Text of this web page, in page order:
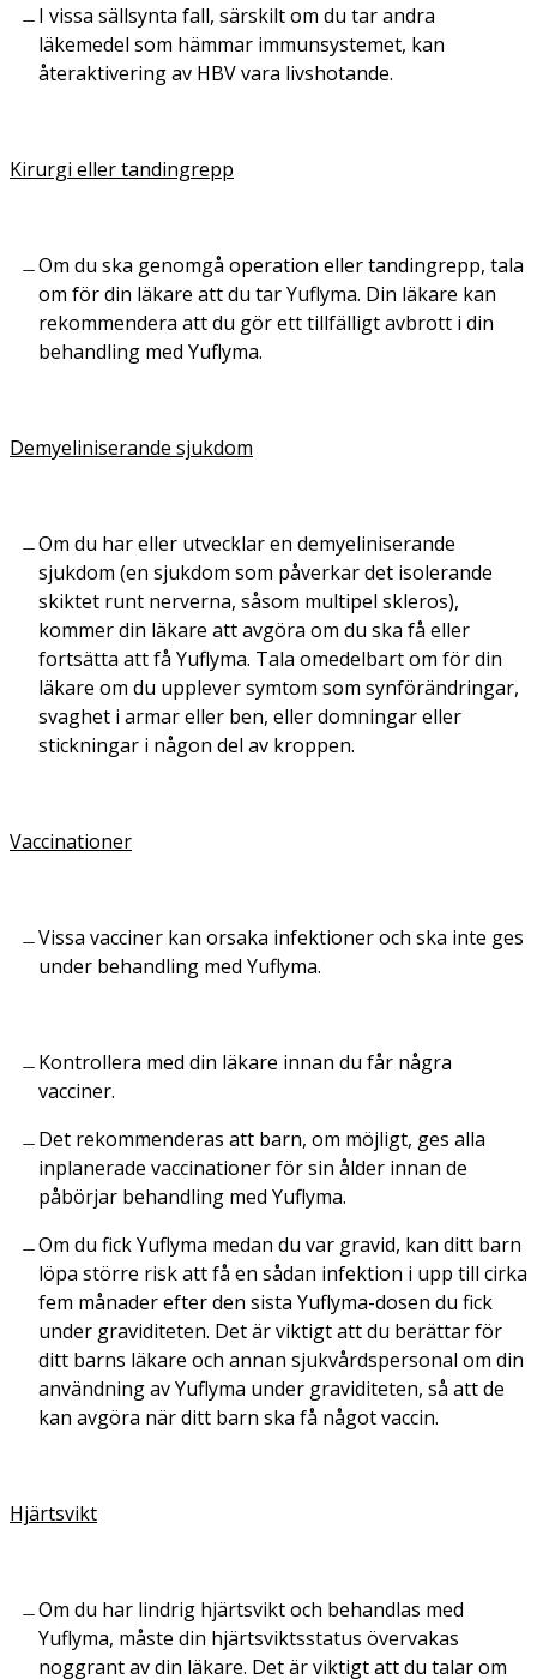
I vissa sällsynta fall, särskilt om du tar andra
läkemedel som hämmar immunsystemet, kan
återaktivering av HBV vara livshotande.
Kirurgi eller tandingrepp
Om du ska genomgå operation eller tandingrepp, tala
om för din läkare att du tar Yuflyma. Din läkare kan
rekommendera att du gör ett tillfälligt avbrott i din
behandling med Yuflyma.
Demyeliniserande sjukdom
Om du har eller utvecklar en demyeliniserande
sjukdom (en sjukdom som påverkar det isolerande
skiktet runt nerverna, såsom multipel skleros),
kommer din läkare att avgöra om du ska få eller
fortsätta att få Yuflyma. Tala omedelbart om för din
läkare om du upplever symtom som synförändringar,
svaghet i armar eller ben, eller domningar eller
stickningar i någon del av kroppen.
Vaccinationer
Vissa vacciner kan orsaka infektioner och ska inte ges
under behandling med Yuflyma.
Kontrollera med din läkare innan du får några
vacciner.
Det rekommenderas att barn, om möjligt, ges alla
inplanerade vaccinationer för sin ålder innan de
påbörjar behandling med Yuflyma.
Om du fick Yuflyma medan du var gravid, kan ditt barn
löpa större risk att få en sådan infektion i upp till cirka
fem månader efter den sista Yuflyma-dosen du fick
under graviditeten. Det är viktigt att du berättar för
ditt barns läkare och annan sjukvårdspersonal om din
användning av Yuflyma under graviditeten, så att de
kan avgöra när ditt barn ska få något vaccin.
Hjärtsvikt
Om du har lindrig hjärtsvikt och behandlas med
Yuflyma, måste din hjärtsviktsstatus övervakas
noggrant av din läkare. Det är viktigt att du talar om